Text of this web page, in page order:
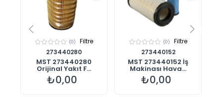
(0)
Filtre
273440280
MST 273440280
Orijinal Yakıt F...
₺0,00
(0)
Filtre
273440152
MST 273440152 İş
Makinası Hava...
₺0,00